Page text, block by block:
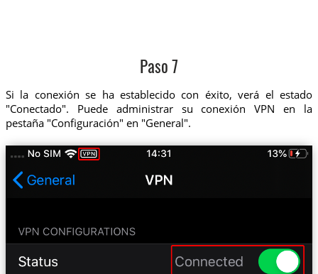
Paso 7
Si la conexión se ha establecido con éxito, verá el estado
"Conectado". Puede administrar su conexión VPN en la
pestaña "Configuración" en "General".